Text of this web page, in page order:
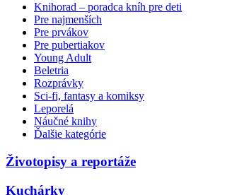
Knihorad – poradca kníh pre deti
Pre najmenších
Pre prvákov
Pre pubertiakov
Young Adult
Beletria
Rozprávky
Sci-fi, fantasy a komiksy
Leporelá
Náučné knihy
Ďalšie kategórie
Životopisy a reportáže
Kuchárky